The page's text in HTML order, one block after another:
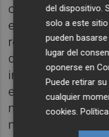
opción
efectos del
realizar esfuerzos
deporte o el
indicado en estos
en cualquier
más saludable
mercado.
del dispositivo.
solo a este
pueden
lugar del
oponerse en
Puede retirar
cualquier
cookies.